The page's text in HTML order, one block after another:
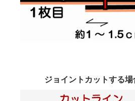
ジョイントカットする